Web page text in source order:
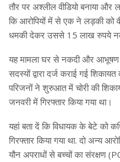
तौर पर अश्लील वीडियो बनाया
कि आरोपियों में से एक ने लड़की को
धमकी देकर उससे 15 लाख रुपये
यह मामला घर से नकदी और आभूषण
सदस्यों द्वारा दर्ज कराई गई
परिजनों ने शुरुआत में चोरी की
जनवरी में गिरफ्तार किया गया था।
यहां बता दें कि विधायक के बेटे को
गिरफ्तार किया गया था. दो अन्य
यौन अपराधों से बच्चों का संरक्षण